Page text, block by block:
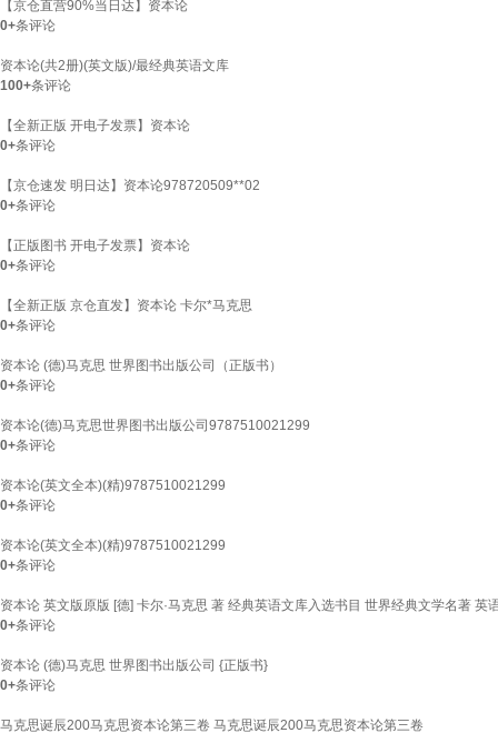
【京仓直营90%当日达】资本论
0+条评论
资本论(共2册)(英文版)/最经典英语文库
100+条评论
【全新正版 开电子发票】资本论
0+条评论
【京仓速发 明日达】资本论978720509**02
0+条评论
【正版图书 开电子发票】资本论
0+条评论
【全新正版 京仓直发】资本论 卡尔*马克思
0+条评论
资本论 (德)马克思 世界图书出版公司（正版书）
0+条评论
资本论(德)马克思世界图书出版公司9787510021299
0+条评论
资本论(英文全本)(精)9787510021299
0+条评论
资本论(英文全本)(精)9787510021299
0+条评论
资本论 英文版原版 [德] 卡尔·马克思 著 经典英语文库入选书目 世界经典文学名著 英
0+条评论
资本论 (德)马克思 世界图书出版公司 {正版书}
0+条评论
马克思诞辰200马克思资本论第三卷 马克思诞辰200马克思资本论第三卷